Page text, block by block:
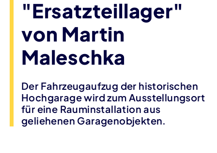
"Ersatzteillager"
von Martin
Maleschka
Der Fahrzeugaufzug der historischen
Hochgarage wird zum Ausstellungsort
für eine Rauminstallation aus
geliehenen Garagenobjekten.